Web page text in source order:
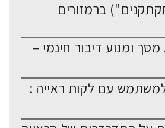
ברמזורים
ומנוע דיבור חינמי –
עם לקות ראייה :